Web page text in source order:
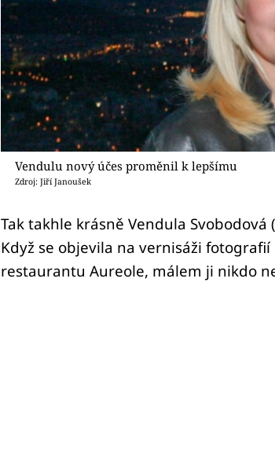
Vendulu nový účes proměnil k lepšímu
Zdroj: Jiří Janoušek
Tak takhle krásně Vendula
Když se objevila na vernisáži
restaurantu Aureole, málem ji nikdo